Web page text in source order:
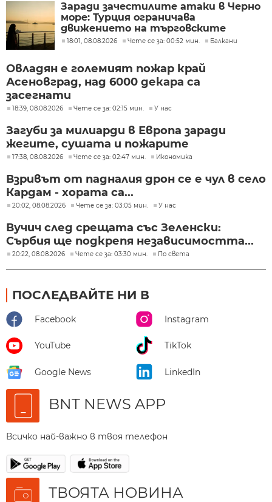
Заради зачестилите атаки в Черно
море: Турция ограничава
движението на търговските
кораби
18:01, 08.08.2026 Чете се за: 00:52 мин. Балкани
Овладян е големият пожар край
Асеновград, над 6000 декара са
засегнати
18:39, 08.08.2026 Чете се за: 02:15 мин. У нас
Загуби за милиарди в Европа заради
жегите, сушата и пожарите
17:38, 08.08.2026 Чете се за: 02:47 мин. Икономика
Взривът от падналия дрон се е чул в село
Кардам - хората са...
20:02, 08.08.2026 Чете се за: 03:05 мин. У нас
Вучич след срещата със Зеленски:
Сърбия ще подкрепя независимостта...
20:22, 08.08.2026 Чете се за: 03:30 мин. По света
ПОСЛЕДВАЙТЕ НИ В
Facebook Instagram
YouTube TikTok
Google News LinkedIn
BNT NEWS APP
Всичко най-важно в твоя телефон
ТВОЯТА НОВИНА